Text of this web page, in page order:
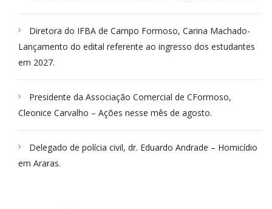
Diretora do IFBA de Campo Formoso, Carina Machado-
Lançamento do edital referente ao ingresso dos estudantes
em 2027.
Presidente da Associação Comercial de CFormoso,
Cleonice Carvalho – Ações nesse mês de agosto.
Delegado de polícia civil, dr. Eduardo Andrade – Homicídio
em Araras.